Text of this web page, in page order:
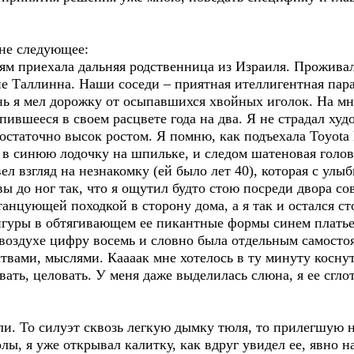
следующее:
приехала дальняя родственница из Израиля.
Наши соседи – приятная ителлигентная
я мел дорожку от осыпавшихся хвойных иголок. На
в своем расцвете года на два. Я не страдал
высок ростом. Я помню, как подъехала Toyota
в синюю лодочку на шпильке, и следом шатеновая
взгляд на незнакомку (ей было лет 40), которая с
до ног так, что я ощутил будто стою посреди двора
походкой в сторону дома, а я так и остался
в обтягивающем ее пикантные формы синем
цифру восемь и словно была отдельным
мыслями. Каааак мне хотелось в ту минуту
целовать. У меня даже выделилась слюна, я ее
То силуэт сквозь легкую дымку тюля, то прилегшую
я уже открывал калитку, как вдруг увидел ее, явно